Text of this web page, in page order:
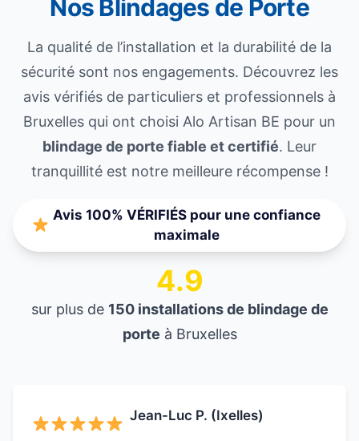
Nos Blindages de Porte
La qualité de l’installation et la durabilité de la
sécurité sont nos engagements. Découvrez les
avis vérifiés de particuliers et professionnels à
Bruxelles qui ont choisi Alo Artisan BE pour un
blindage de porte fiable et certifié. Leur
tranquillité est notre meilleure récompense !
Avis 100% VÉRIFIÉS pour une confiance
maximale
4.9
sur plus de 150 installations de blindage de
porte à Bruxelles
Jean-Luc P. (Ixelles)